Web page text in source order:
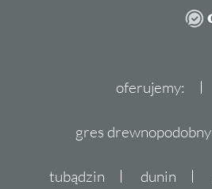
oferujemy:
gres drewnopodobny
tubądzin dunin